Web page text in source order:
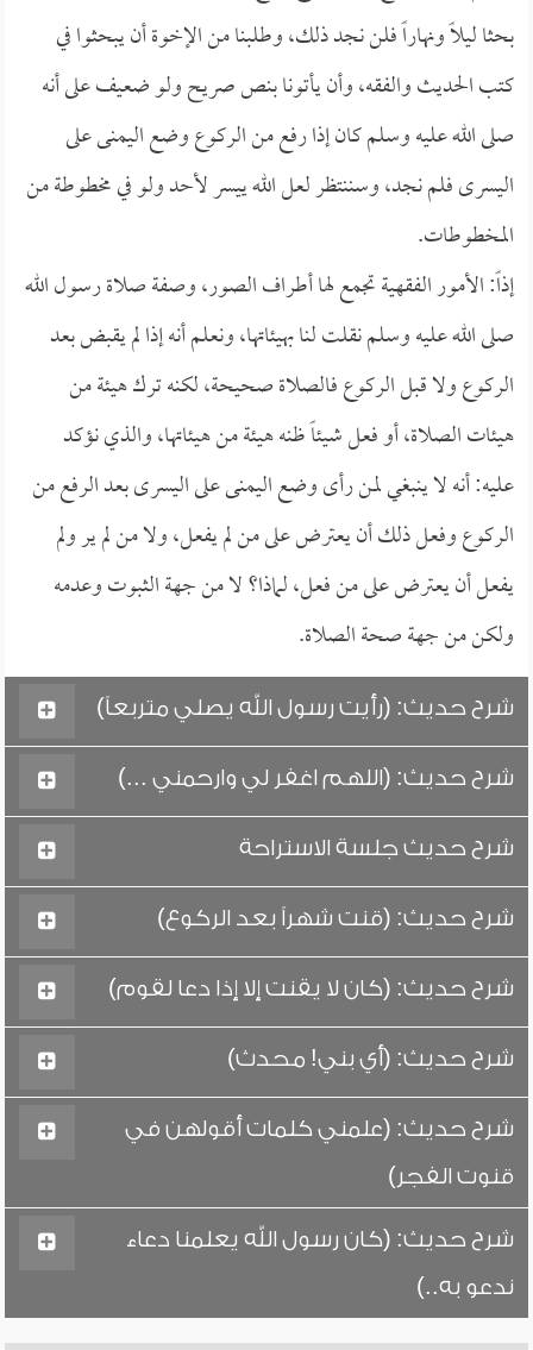
بحثا ليلاً ونهاراً فلن نجد ذلك، وطلبنا من الإخوة أن يبحثوا في
كتب الحديث والفقه، وأن يأتونا بنص صريح ولو ضعيف على أنه
صلى الله عليه وسلم كان إذا رفع من الركوع وضع اليمنى على
اليسرى فلم نجد، وسننتظر لعل الله ييسر لأحد ولو في مخطوطة من
المخطوطات.
إذاً: الأمور الفقهية تجمع لها أطراف الصور، وصفة صلاة رسول الله
صلى الله عليه وسلم نقلت لنا بهيئاتها، ونعلم أنه إذا لم يقبض بعد
الركوع ولا قبل الركوع فالصلاة صحيحة، لكنه ترك هيئة من
هيئات الصلاة، أو فعل شيئاً ظنه هيئة من هيئاتها، والذي نؤكد
عليه: أنه لا ينبغي لمن رأى وضع اليمنى على اليسرى بعد الرفع من
الركوع وفعل ذلك أن يعترض على من لم يفعل، ولا من لم ير ولم
يفعل أن يعترض على من فعل، لماذا؟ لا من جهة الثبوت وعدمه
ولكن من جهة صحة الصلاة.
شرح حديث: (رأيت رسول الله يصلي متربعاً)
شرح حديث: (اللهم اغفر لي وارحمني ...)
شرح حديث جلسة الاستراحة
شرح حديث: (قنت شهراً بعد الركوع)
شرح حديث: (كان لا يقنت إلا إذا دعا لقوم)
شرح حديث: (أي بني! محدث)
شرح حديث: (علمني كلمات أقولهن في
قنوت الفجر)
شرح حديث: (كان رسول الله يعلمنا دعاء
ندعو به..)